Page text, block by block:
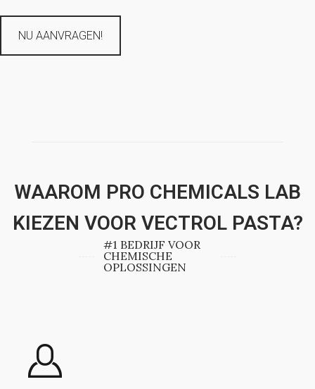
NU AANVRAGEN!
WAAROM PRO CHEMICALS LAB
KIEZEN VOOR VECTROL PASTA?
#1 BEDRIJF VOOR
CHEMISCHE
OPLOSSINGEN